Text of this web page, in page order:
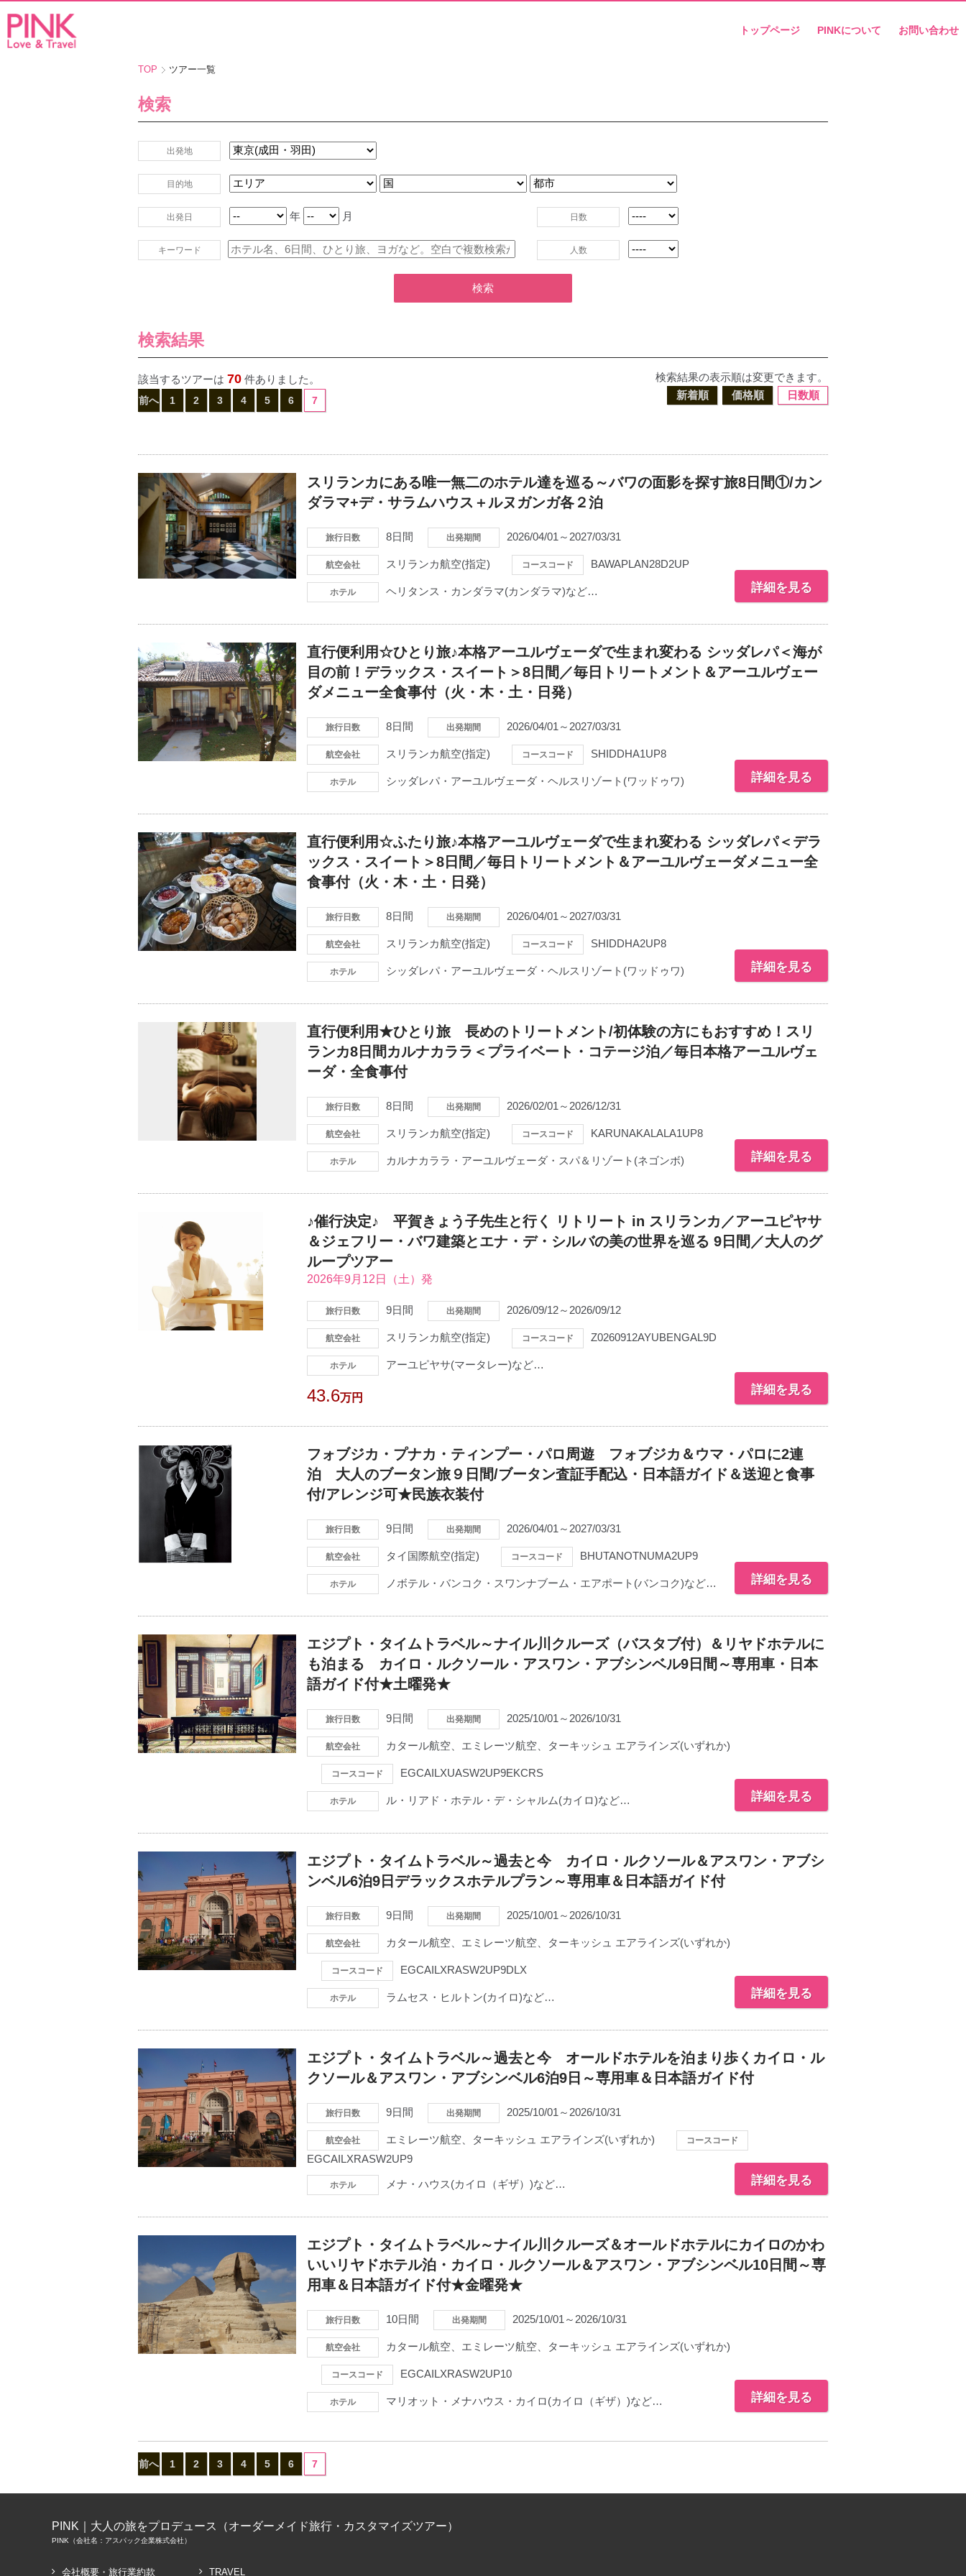
トップページ PINKについて お問い合わせ
TOP ツアー一覧
検索
出発地
目的地
出発日 年 月 日数
キーワード 人数
検索
検索結果
該当するツアーは 70 件ありました。
前へ 1 2 3 4 5 6 7
検索結果の表示順は変更できます。
新着順
価格順 日数順
スリランカにある唯一無二のホテル達を巡る～バワの面影を探す旅8日間①/カン
ダラマ+デ・サラムハウス＋ルヌガンガ各２泊
旅行日数 8日間 出発期間 2026/04/01～2027/03/31
航空会社 スリランカ航空(指定) コースコード BAWAPLAN28D2UP
ホテル ヘリタンス・カンダラマ(カンダラマ)など… 詳細を見る
直行便利用☆ひとり旅♪本格アーユルヴェーダで生まれ変わる シッダレパ＜海が
目の前！デラックス・スイート＞8日間／毎日トリートメント＆アーユルヴェー
ダメニュー全食事付（火・木・土・日発）
旅行日数 8日間 出発期間 2026/04/01～2027/03/31
航空会社 スリランカ航空(指定) コースコード SHIDDHA1UP8
ホテル シッダレパ・アーユルヴェーダ・ヘルスリゾート(ワッドゥワ) 詳細を見る
直行便利用☆ふたり旅♪本格アーユルヴェーダで生まれ変わる シッダレパ＜デラ
ックス・スイート＞8日間／毎日トリートメント＆アーユルヴェーダメニュー全
食事付（火・木・土・日発）
旅行日数 8日間 出発期間 2026/04/01～2027/03/31
航空会社 スリランカ航空(指定) コースコード SHIDDHA2UP8
ホテル シッダレパ・アーユルヴェーダ・ヘルスリゾート(ワッドゥワ) 詳細を見る
直行便利用★ひとり旅 長めのトリートメント/初体験の方にもおすすめ！スリ
ランカ8日間カルナカララ＜プライベート・コテージ泊／毎日本格アーユルヴェ
ーダ・全食事付
旅行日数 8日間 出発期間 2026/02/01～2026/12/31
航空会社 スリランカ航空(指定) コースコード KARUNAKALALA1UP8
ホテル カルナカララ・アーユルヴェーダ・スパ＆リゾート(ネゴンボ) 詳細を見る
♪催行決定♪ 平賀きょう子先生と行く リトリート in スリランカ／アーユピヤサ
＆ジェフリー・バワ建築とエナ・デ・シルバの美の世界を巡る 9日間／大人のグ
ループツアー
2026年9月12日（土）発
旅行日数 9日間 出発期間 2026/09/12～2026/09/12
航空会社 スリランカ航空(指定) コースコード Z0260912AYUBENGAL9D
ホテル アーユピヤサ(マータレー)など…
43.6万円
詳細を見る
フォブジカ・プナカ・ティンプー・パロ周遊 フォブジカ＆ウマ・パロに2連
泊 大人のブータン旅９日間/ブータン査証手配込・日本語ガイド＆送迎と食事
付/アレンジ可★民族衣装付
旅行日数 9日間 出発期間 2026/04/01～2027/03/31
航空会社 タイ国際航空(指定) コースコード BHUTANOTNUMA2UP9
ホテル ノボテル・バンコク・スワンナブーム・エアポート(バンコク)など… 詳細を見る
エジプト・タイムトラベル～ナイル川クルーズ（バスタブ付）＆リヤドホテルに
も泊まる カイロ・ルクソール・アスワン・アブシンベル9日間～専用車・日本
語ガイド付★土曜発★
旅行日数 9日間 出発期間 2025/10/01～2026/10/31
航空会社 カタール航空、エミレーツ航空、ターキッシュ エアラインズ(いずれか)
コースコード EGCAILXUASW2UP9EKCRS
ホテル ル・リアド・ホテル・デ・シャルム(カイロ)など… 詳細を見る
エジプト・タイムトラベル～過去と今 カイロ・ルクソール＆アスワン・アブシ
ンベル6泊9日デラックスホテルプラン～専用車＆日本語ガイド付
旅行日数 9日間 出発期間 2025/10/01～2026/10/31
航空会社 カタール航空、エミレーツ航空、ターキッシュ エアラインズ(いずれか)
コースコード EGCAILXRASW2UP9DLX
ホテル ラムセス・ヒルトン(カイロ)など… 詳細を見る
エジプト・タイムトラベル～過去と今 オールドホテルを泊まり歩くカイロ・ル
クソール＆アスワン・アブシンベル6泊9日～専用車＆日本語ガイド付
旅行日数 9日間 出発期間 2025/10/01～2026/10/31
航空会社 エミレーツ航空、ターキッシュ エアラインズ(いずれか) コースコード
EGCAILXRASW2UP9
ホテル メナ・ハウス(カイロ（ギザ）)など… 詳細を見る
エジプト・タイムトラベル～ナイル川クルーズ＆オールドホテルにカイロのかわ
いいリヤドホテル泊・カイロ・ルクソール＆アスワン・アブシンベル10日間～専
用車＆日本語ガイド付★金曜発★
旅行日数 10日間 出発期間 2025/10/01～2026/10/31
航空会社 カタール航空、エミレーツ航空、ターキッシュ エアラインズ(いずれか)
コースコード EGCAILXRASW2UP10
ホテル マリオット・メナハウス・カイロ(カイロ（ギザ）)など… 詳細を見る
前へ 1 2 3 4 5 6 7
PINK｜大人の旅をプロデュース（オーダーメイド旅行・カスタマイズツアー）
PINK（会社名：アスパック企業株式会社）
会社概要・旅行業約款 TRAVEL